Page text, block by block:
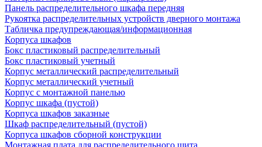
Панель распределительного шкафа передняя
Рукоятка распределительных устройств дверного монтажа
Табличка предупреждающая/информационная
Корпуса шкафов
Бокс пластиковый распределительный
Бокс пластиковый учетный
Корпус металлический распределительный
Корпус металлический учетный
Корпус с монтажной панелью
Корпус шкафа (пустой)
Корпуса шкафов заказные
Шкаф распределительный (пустой)
Корпуса шкафов сборной конструкции
Монтажная плата для распределительного щита